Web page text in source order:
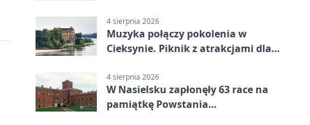
4 sierpnia 2026
Muzyka połączy pokolenia w
Cieksynie. Piknik z atrakcjami dla
4 sierpnia 2026
W Nasielsku zapłonęły 63 race na
pamiątkę Powstania